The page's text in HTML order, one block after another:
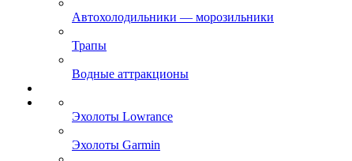
Автохолодильники — морозильники
Трапы
Водные аттракционы
Эхолоты Lowrance
Эхолоты Garmin